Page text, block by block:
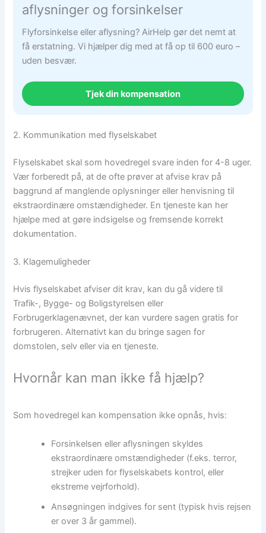
aflysninger og forsinkelser
Flyforsinkelse eller aflysning? AirHelp gør det nemt at
få erstatning. Vi hjælper dig med at få op til 600 euro –
uden besvær.
Tjek din kompensation
2. Kommunikation med flyselskabet
Flyselskabet skal som hovedregel svare inden for 4-8 uger.
Vær forberedt på, at de ofte prøver at afvise krav på
baggrund af manglende oplysninger eller henvisning til
ekstraordinære omstændigheder. En tjeneste kan her
hjælpe med at gøre indsigelse og fremsende korrekt
dokumentation.
3. Klagemuligheder
Hvis flyselskabet afviser dit krav, kan du gå videre til
Trafik-, Bygge- og Boligstyrelsen eller
Forbrugerklagenævnet, der kan vurdere sagen gratis for
forbrugeren. Alternativt kan du bringe sagen for
domstolen, selv eller via en tjeneste.
Hvornår kan man ikke få hjælp?
Som hovedregel kan kompensation ikke opnås, hvis:
Forsinkelsen eller aflysningen skyldes
ekstraordinære omstændigheder (f.eks. terror,
strejker uden for flyselskabets kontrol, eller
ekstreme vejrforhold).
Ansøgningen indgives for sent (typisk hvis rejsen
er over 3 år gammel).